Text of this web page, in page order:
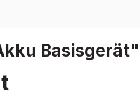
Basisgerät"